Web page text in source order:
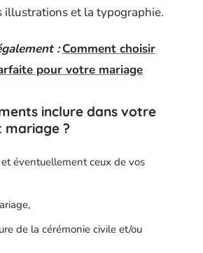
illustrations et la typographie.
: Comment choisir
pour votre mariage
inclure dans votre
?
éventuellement ceux de vos
de la cérémonie civile et/ou